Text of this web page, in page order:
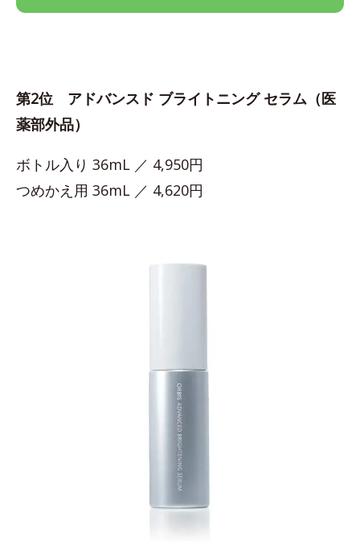
第2位 アドバンスド ブライトニング セラム（医
薬部外品）
ボトル入り 36mL ／ 4,950円
つめかえ用 36mL ／ 4,620円